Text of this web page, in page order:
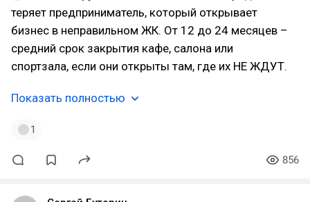
теряет предприниматель, который открывает
бизнес в неправильном ЖК. От 12 до 24 месяцев –
средний срок закрытия кафе, салона или
спортзала, если они открыты там, где их НЕ ЖДУТ.
Показать полностью
1
856